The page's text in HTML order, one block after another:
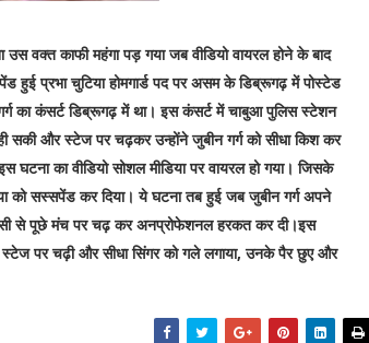
वक्त काफी महंगा पड़ गया जब वीडियो वायरल होने के बाद
हुई प्रभा चुटिया होमगार्ड पद पर असम के डिब्रूगढ़ में पोस्टेड
का कंसर्ट डिब्रूगढ़ में था। इस कंसर्ट में चाबुआ पुलिस स्टेशन
सकी और स्टेज पर चढ़कर उन्होंने जुबीन गर्ग को सीधा किश कर
घटना का वीडियो सोशल मीडिया पर वायरल हो गया। जिसके
को सस्सपेंड कर दिया। ये घटना तब हुई जब जुबीन गर्ग अपने
किसी से पूछे मंच पर चढ़ कर अनप्रोफेशनल हरकत कर दी।इस
स्टेज पर चढ़ी और सीधा सिंगर को गले लगाया, उनके पैर छुए और